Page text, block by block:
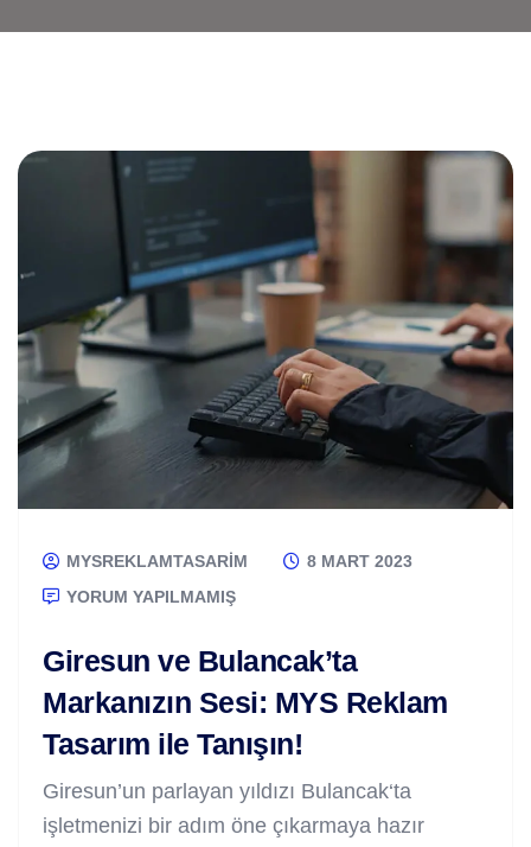
MYSREKLAMTASARIM
8 MART 2023
YORUM YAPILMAMIŞ
Giresun ve Bulancak’ta
Markanızın Sesi: MYS Reklam
Tasarım ile Tanışın!
Giresun’un parlayan yıldızı Bulancak‘ta
işletmenizi bir adım öne çıkarmaya hazır